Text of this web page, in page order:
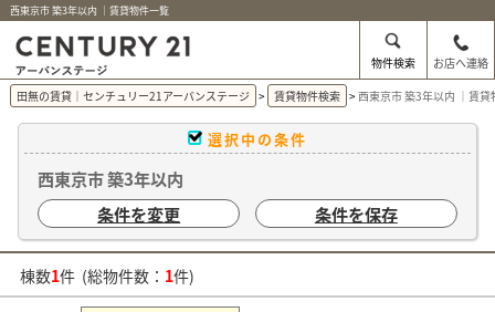
西東京市 築3年以内 ｜賃貸物件一覧
物件検索
お店へ連絡
田無の賃貸｜センチュリー21アーバンステージ
賃貸物件検索 西東京市 築3年以内 ｜賃貸
選択中の条件
西東京市 築3年以内
条件を変更
条件を保存
棟数1件 (総物件数： 1件)